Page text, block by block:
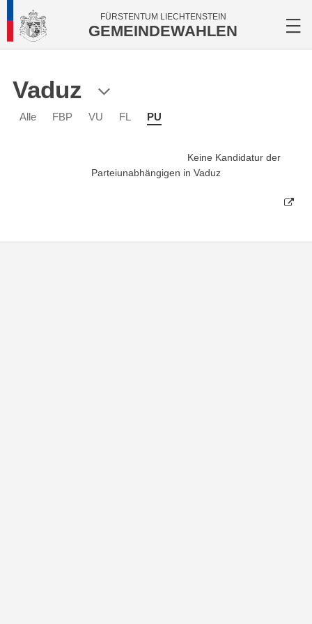
FÜRSTENTUM LIECHTENSTEIN
GEMEINDEWAHLEN
Vaduz
Alle FBP VU FL PU
Keine Kandidatur der
Parteiunabhängigen in Vaduz